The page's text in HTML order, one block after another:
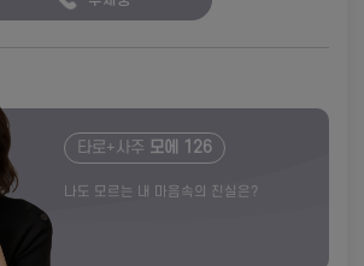
타로+사주 모에 126
나도 모르는 내 마음속의 진실은?